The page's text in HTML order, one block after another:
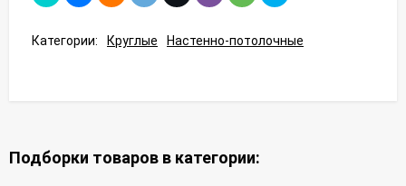
Категории: Круглые Настенно-потолочные
Подборки товаров в категории: